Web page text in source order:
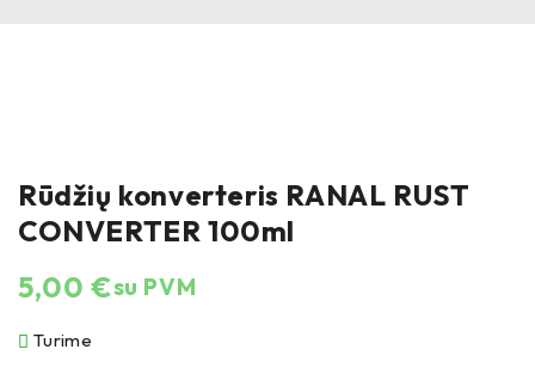
Rūdžių konverteris RANAL RUST
CONVERTER 100ml
5,00 €su PVM
Turime